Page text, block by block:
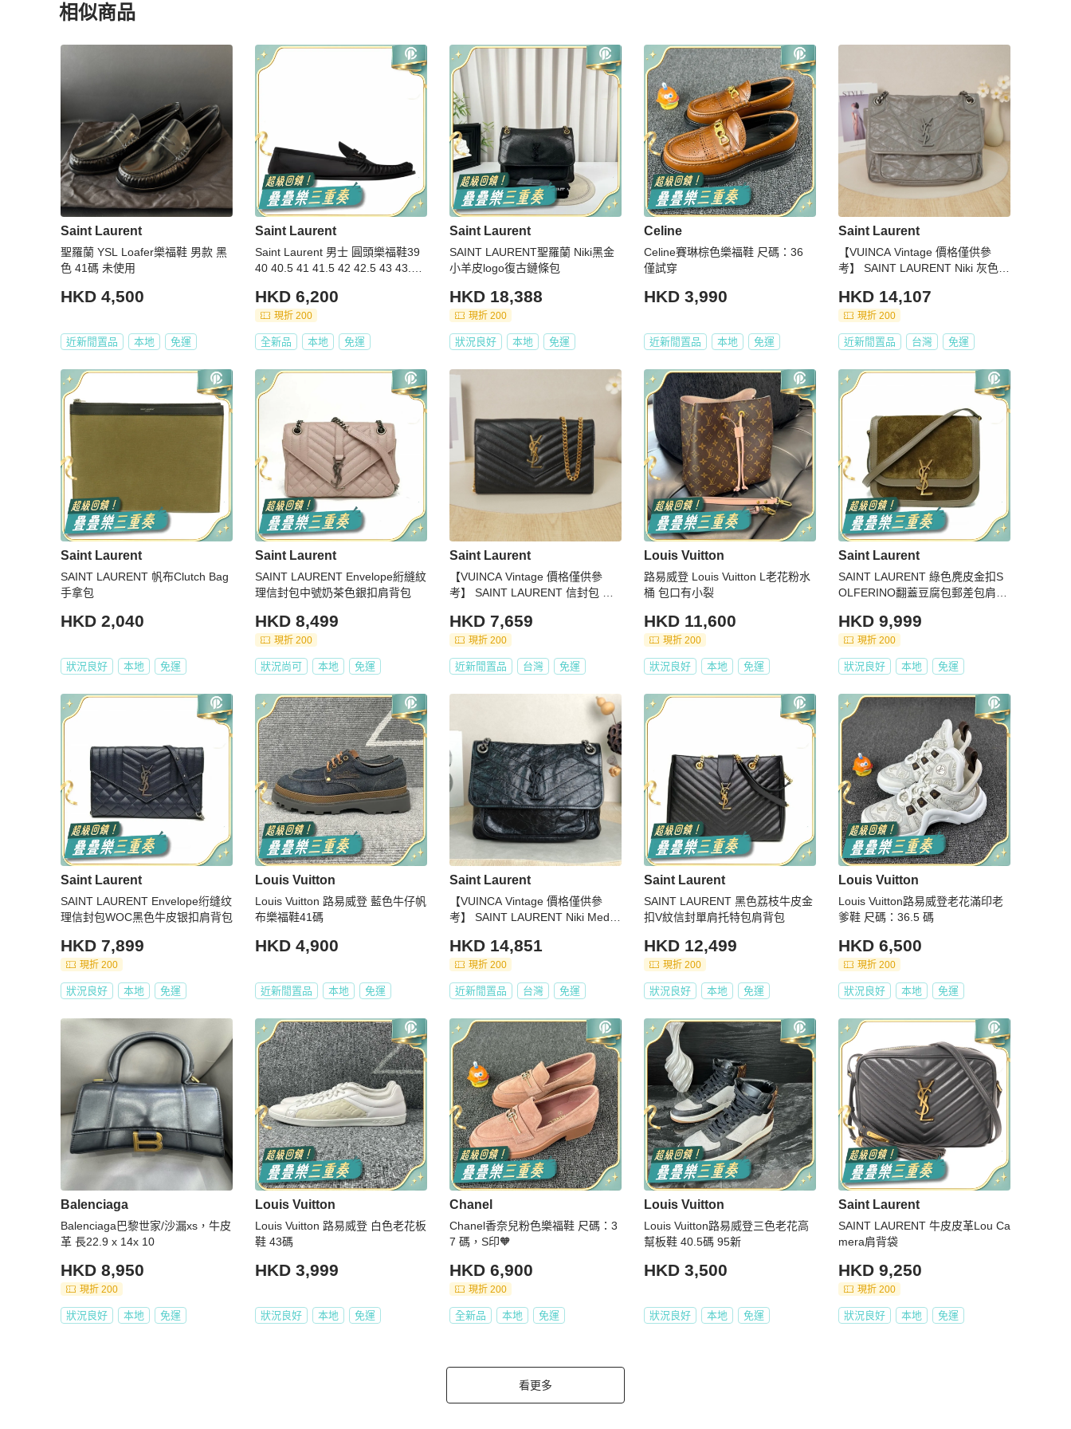
相似商品
更多相似Saint Laurent男鞋推薦精品
Saint Laurent
聖羅蘭 YSL Loafer樂福鞋 男款 黑
色 41碼 未使用
HKD 4,500
近新閒置品 本地 免運
Saint Laurent
Saint Laurent 男士 圓頭樂福鞋39
40 40.5 41 41.5 42 42.5 43 43.5 4
HKD 6,200
現折 200
全新品 本地 免運
Saint Laurent
SAINT LAURENT聖羅蘭 Niki黑金
小羊皮logo復古鏈條包
HKD 18,388
現折 200
狀況良好 本地 免運
Celine
Celine賽琳棕色樂福鞋 尺碼：36
僅試穿
HKD 3,990
近新閒置品 本地 免運
Saint Laurent
【VUINCA Vintage 價格僅供參
考】 SAINT LAURENT Niki 灰色
HKD 14,107
現折 200
近新閒置品 台灣 免運
Saint Laurent
SAINT LAURENT 帆布Clutch Bag
手拿包
HKD 2,040
狀況良好 本地 免運
Saint Laurent
SAINT LAURENT Envelope絎縫紋
理信封包中號奶茶色銀扣肩背包
HKD 8,499
現折 200
狀況尚可 本地 免運
Saint Laurent
【VUINCA Vintage 價格僅供參
考】 SAINT LAURENT 信封包 黑
HKD 7,659
現折 200
近新閒置品 台灣 免運
Louis Vuitton
路易威登 Louis Vuitton L老花粉水
桶 包口有小裂
HKD 11,600
現折 200
狀況良好 本地 免運
Saint Laurent
SAINT LAURENT 綠色麂皮金扣S
OLFERINO翻蓋豆腐包郵差包肩背
HKD 9,999
現折 200
狀況良好 本地 免運
Saint Laurent
SAINT LAURENT Envelope绗缝纹
理信封包WOC黑色牛皮银扣肩背包
HKD 7,899
現折 200
狀況良好 本地 免運
Louis Vuitton
Louis Vuitton 路易威登 藍色牛仔帆
布樂福鞋41碼
HKD 4,900
近新閒置品 本地 免運
Saint Laurent
【VUINCA Vintage 價格僅供參
考】 SAINT LAURENT Niki Mediu
HKD 14,851
現折 200
近新閒置品 台灣 免運
Saint Laurent
SAINT LAURENT 黑色荔枝牛皮金
扣V紋信封單肩托特包肩背包
HKD 12,499
現折 200
狀況良好 本地 免運
Louis Vuitton
Louis Vuitton路易威登老花滿印老
爹鞋 尺碼：36.5 碼
HKD 6,500
現折 200
狀況良好 本地 免運
Balenciaga
Balenciaga巴黎世家/沙漏xs，牛皮
革 長22.9 x 14x 10
HKD 8,950
現折 200
狀況良好 本地 免運
Louis Vuitton
Louis Vuitton 路易威登 白色老花板
鞋 43碼
HKD 3,999
狀況良好 本地 免運
Chanel
Chanel香奈兒粉色樂福鞋 尺碼：3
7 碼，S印🧡
HKD 6,900
現折 200
全新品 本地 免運
Louis Vuitton
Louis Vuitton路易威登三色老花高
幫板鞋 40.5碼 95新
HKD 3,500
狀況良好 本地 免運
Saint Laurent
SAINT LAURENT 牛皮皮革Lou Ca
mera肩背袋
HKD 9,250
現折 200
狀況良好 本地 免運
看更多